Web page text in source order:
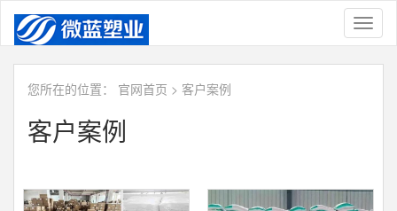
您所在的位置： 官网首页 > 客户案例
客户案例